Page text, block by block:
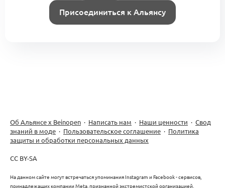
Присоединиться к Альянсу
Об Альянсе х Beinopen · Написать нам · Наши ценности · Свод
знаний в моде · Пользовательское соглашение · Политика
защиты и обработки персональных данных
CC BY-SA
На данном сайте могут встречаться упоминания Instagram и Facebook - сервисов,
принадлежащих компании Meta, признанной экстремистской организацией,